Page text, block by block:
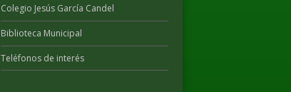
Colegio Jesús García Candel
Biblioteca Municipal
Teléfonos de interés